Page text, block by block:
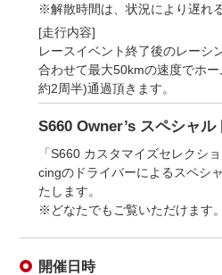
※解散時間は、状況により遅れ
[走行内容]
レースイベント終了後のレーシ
合わせて最大50kmの速度でホ
約2周半)通過頂きます。
S660 Owner’s スペシャル
「S660 カスタマイズセレクシ
cingのドライバーによるスペシ
たします。
※どなたでもご覧いただけます。
開催日時